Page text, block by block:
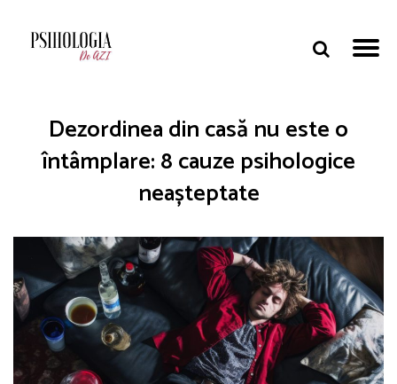
Dezordinea din casă nu este o
întâmplare: 8 cauze psihologice
neașteptate